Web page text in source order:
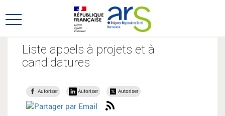
au
menu
au
contenu
Ouvrir
menu
principal
Liste appels à projets et à
candidatures
Autoriser Autoriser Autoriser